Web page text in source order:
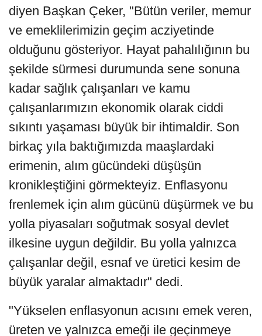
diyen Başkan Çeker, "Bütün veriler, memur
ve emeklilerimizin geçim acziyetinde
olduğunu gösteriyor. Hayat pahalılığının bu
şekilde sürmesi durumunda sene sonuna
kadar sağlık çalışanları ve kamu
çalışanlarımızın ekonomik olarak ciddi
sıkıntı yaşaması büyük bir ihtimaldir. Son
birkaç yıla baktığımızda maaşlardaki
erimenin, alım gücündeki düşüşün
kronikleştiğini görmekteyiz. Enflasyonu
frenlemek için alım gücünü düşürmek ve bu
yolla piyasaları soğutmak sosyal devlet
ilkesine uygun değildir. Bu yolla yalnızca
çalışanlar değil, esnaf ve üretici kesim de
büyük yaralar almaktadır" dedi.
"Yükselen enflasyonun acısını emek veren,
üreten ve yalnızca emeği ile geçinmeye